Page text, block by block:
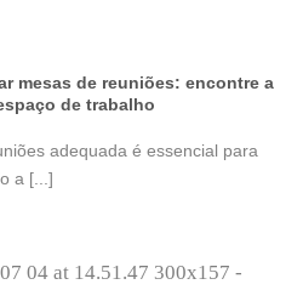
mesas de reuniões: encontre a
de trabalho
adequada é essencial para
a [...]